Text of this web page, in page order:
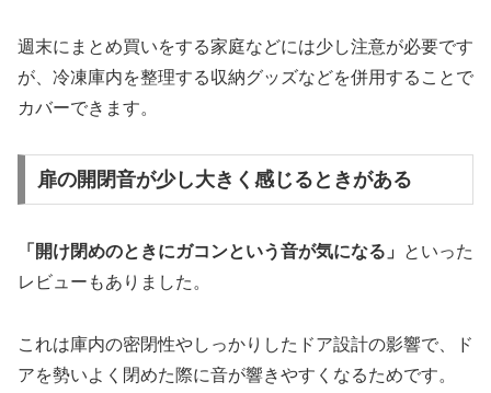
週末にまとめ買いをする家庭などには少し注意が必要です
が、冷凍庫内を整理する収納グッズなどを併用することで
カバーできます。
扉の開閉音が少し大きく感じるときがある
「開け閉めのときにガコンという音が気になる」
といった
レビューもありました。
これは庫内の密閉性やしっかりしたドア設計の影響で、ド
アを勢いよく閉めた際に音が響きやすくなるためです。